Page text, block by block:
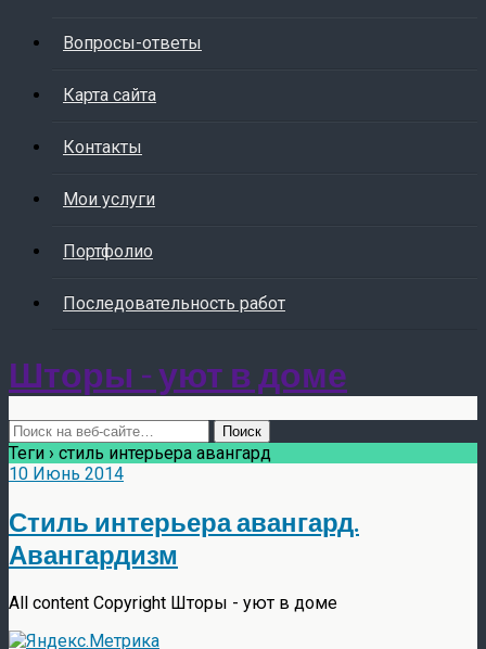
Вопросы-ответы
Карта сайта
Контакты
Мои услуги
Портфолио
Последовательность работ
Шторы - уют в доме
Теги › стиль интерьера авангард
10 Июнь 2014
Стиль интерьера авангард.
Авангардизм
All content Copyright Шторы - уют в доме